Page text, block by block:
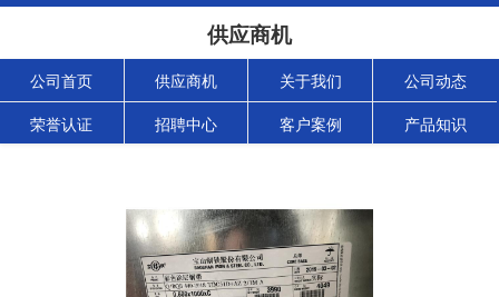
供应商机
公司首页 供应商机 关于我们 公司动态
荣誉认证 招聘中心 客户案例 产品知识